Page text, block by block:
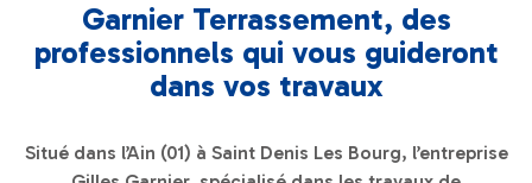
Garnier Terrassement, des
professionnels qui vous guideront
dans vos travaux
Situé dans l’Ain (01) à Saint Denis Les Bourg, l’entreprise